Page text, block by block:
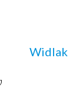
Widlak